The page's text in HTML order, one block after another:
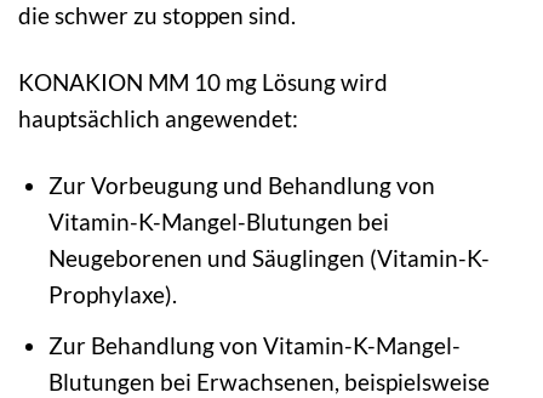
die schwer zu stoppen sind.
KONAKION MM 10 mg Lösung wird
hauptsächlich angewendet:
Zur Vorbeugung und Behandlung von
Vitamin-K-Mangel-Blutungen bei
Neugeborenen und Säuglingen (Vitamin-K-
Prophylaxe).
Zur Behandlung von Vitamin-K-Mangel-
Blutungen bei Erwachsenen, beispielsweise